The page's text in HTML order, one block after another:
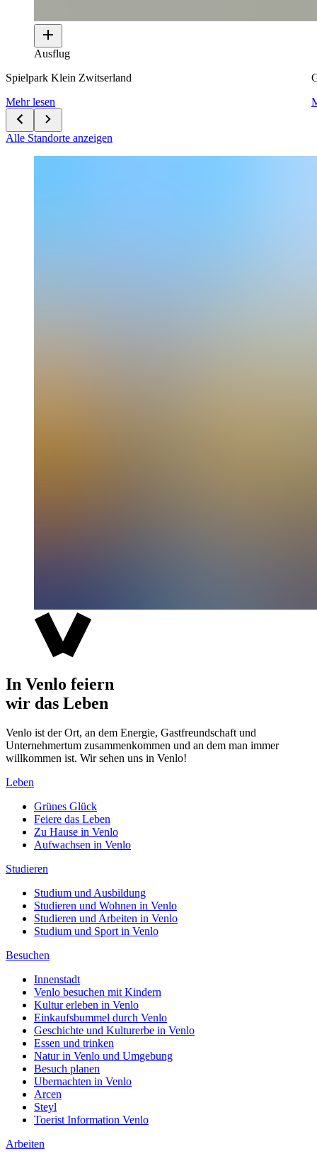
Ausflug
Spielpark Klein Zwitserland
Mehr lesen
Alle Standorte anzeigen
In Venlo feiern
wir das Leben
Venlo ist der Ort, an dem Energie, Gastfreundschaft und
Unternehmertum zusammenkommen und an dem man immer
willkommen ist. Wir sehen uns in Venlo!
Leben
Grünes Glück
Feiere das Leben
Zu Hause in Venlo
Aufwachsen in Venlo
Studieren
Studium und Ausbildung
Studieren und Wohnen in Venlo
Studieren und Arbeiten in Venlo
Studium und Sport in Venlo
Besuchen
Innenstadt
Venlo besuchen mit Kindern
Kultur erleben in Venlo
Einkaufsbummel durch Venlo
Geschichte und Kulturerbe in Venlo
Essen und trinken
Natur in Venlo und Umgebung
Besuch planen
Ubernachten in Venlo
Arcen
Steyl
Toerist Information Venlo
Arbeiten